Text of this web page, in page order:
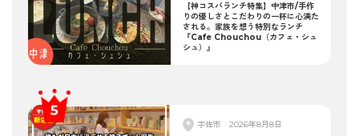
【神コスパランチ特集】中津市/手作
りの優しさとこだわりの一杯に心満た
される。家族を想う特別なランチ
『Cafe Chouchou（カフェ・シュ
シュ）』
宇佐市
2026年8月8日